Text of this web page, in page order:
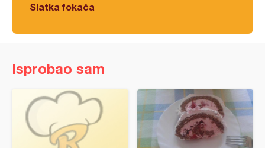
Slatka fokača
Isprobao sam